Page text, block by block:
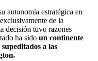
autonomía estratégica en
de la
decisión tuvo razones
ha sido un continente
a las